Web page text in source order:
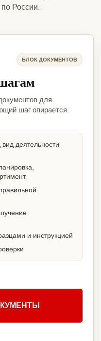
России.
БЛОК ДОКУМЕНТОВ
для
шаг опирается
деятельности
и инструкцией